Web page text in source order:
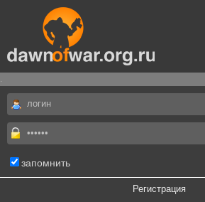
.
запомнить
Регистрация